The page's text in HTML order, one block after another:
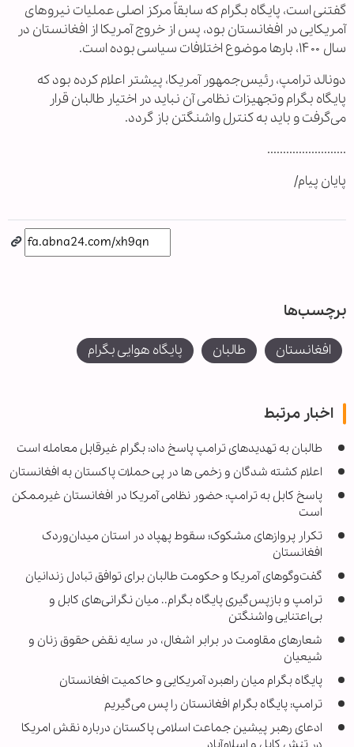
گفتنی است، پایگاه بگرام که سابقاً مرکز اصلی عملیات نیروهای
آمریکایی در افغانستان بود، پس از خروج آمریکا از افغانستان در
سال ۱۴۰۰، بارها موضوع اختلافات سیاسی بوده است.
دونالد ترامپ، رئیس‌جمهور آمریکا، پیشتر اعلام کرده بود که
پایگاه بگرام وتجهیزات نظامی آن نباید در اختیار طالبان قرار
می‌گرفت و باید به کنترل واشنگتن باز گردد.
.........................
پایان پیام/
برچسب‌ها
افغانستان طالبان پایگاه هوایی بگرام
اخبار مرتبط
طالبان به تهدیدهای ترامپ پاسخ داد: بگرام غیرقابل معامله است
اعلام کشته شدگان و زخمی ها در پی حملات پاکستان به افغانستان
پاسخ کابل به ترامپ: حضور نظامی آمریکا در افغانستان غیرممکن
است
تکرار پروازهای مشکوک؛ سقوط پهپاد در استان میدان‌وردک
افغانستان
گفت‌وگوهای آمریکا و حکومت طالبان برای توافق تبادل زندانیان
ترامپ و بازپس‌گیری پایگاه بگرام.. میان نگرانی‌های کابل و
بی‌اعتنایی واشنگتن
شعارهای مقاومت در برابر اشغال، در سایه نقض حقوق زنان و
شیعیان
پایگاه بگرام میان راهبرد آمریکایی و حاکمیت افغانستان
ترامپ: پایگاه بگرامِ افغانستان را پس می‌گیریم
ادعای رهبر پیشین جماعت اسلامی پاکستان درباره نقش امریکا